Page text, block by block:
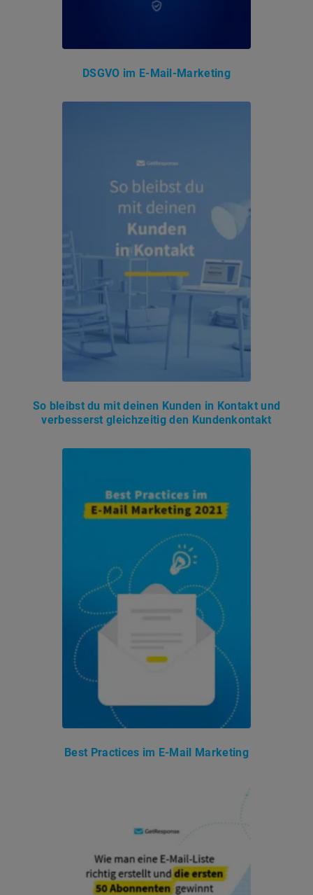
DSGVO im E-Mail-Marketing
So bleibst du mit deinen Kunden in Kontakt und
verbesserst gleichzeitig den Kundenkontakt
Best Practices im E-Mail Marketing